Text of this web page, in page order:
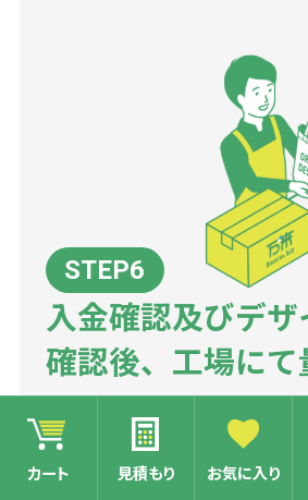
カート 見積もり お気に入り
入金確認及びデ
確認後、工場に
名入れのデザイン確認で、最
したら、工場にて量産を開始い
銀行振込の方は、入金確認後